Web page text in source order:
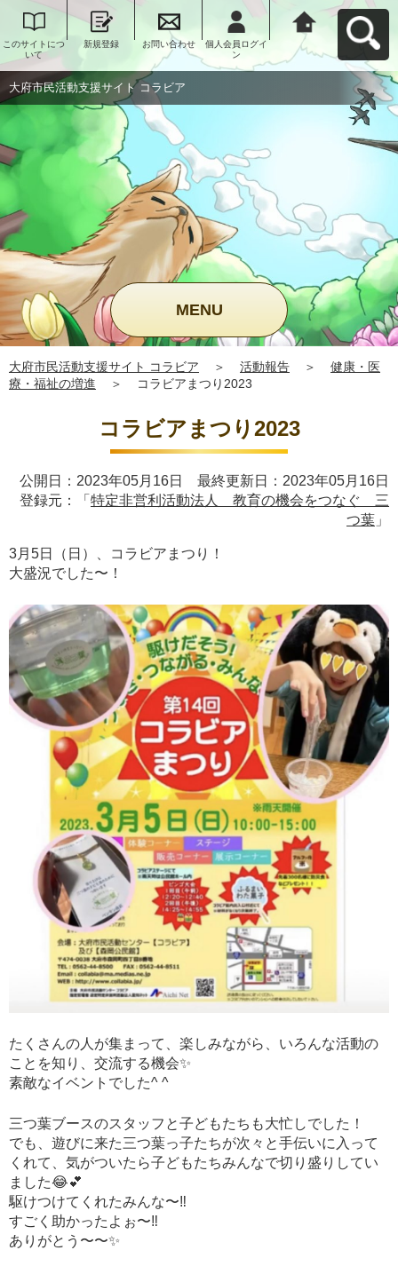
このサイトにつ
いて
新規登録 お問い合わせ
個人会員ログイ
ン
大府市民活動支
援サイト コラビ
アへ戻る
大府市民活動支援サイト コラビア
MENU
大府市民活動支援サイト コラビア ＞ 活動報告 ＞
健康・医
療・福祉の増進
＞ コラビアまつり2023
コラビアまつり2023
公開日：2023年05月16日 最終更新日：2023年05月16日
登録元：「 特定非営利活動法人 教育の機会をつなぐ 三
つ葉 」
3月5日（日）、コラビアまつり！
大盛況でした〜！
たくさんの人が集まって、楽しみながら、いろんな活動の
ことを知り、交流する機会✨
素敵なイベントでした^ ^
三つ葉ブースのスタッフと子どもたちも大忙しでした！
でも、遊びに来た三つ葉っ子たちが次々と手伝いに入って
くれて、気がついたら子どもたちみんなで切り盛りしてい
ました😂💕
駆けつけてくれたみんな〜‼︎
すごく助かったよぉ〜‼︎
ありがとう〜〜✨